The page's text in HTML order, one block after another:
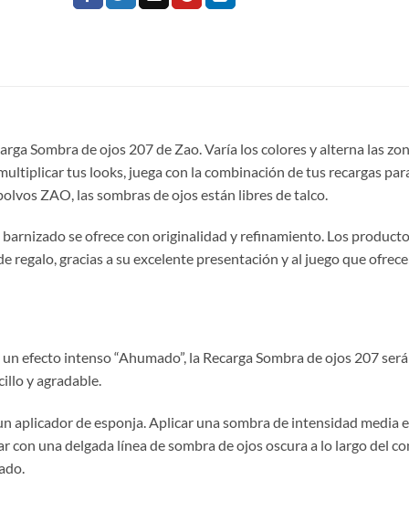
Sombra de ojos 207 de Zao. Varía los colores y alterna las
tus looks, juega con la combinación de tus recargas
ZAO, las sombras de ojos están libres de talco.
se ofrece con originalidad y refinamiento. Los
regalo, gracias a su excelente presentación y al juego que
efecto intenso “Ahumado”, la Recarga Sombra de ojos 207
y agradable.
aplicador de esponja. Aplicar una sombra de intensidad media
con una delgada línea de sombra de ojos oscura a lo largo del